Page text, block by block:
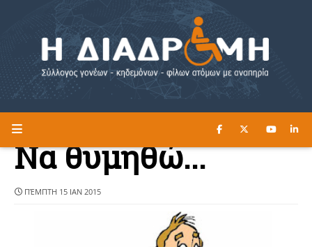
Η ΔΙΑΔΡΟΜΗ ΔΙΑΒΑΣΤΕ ΕΔΩ ►
Να θυμηθώ...
ΠΈΜΠΤΗ 15 ΙΑΝ 2015